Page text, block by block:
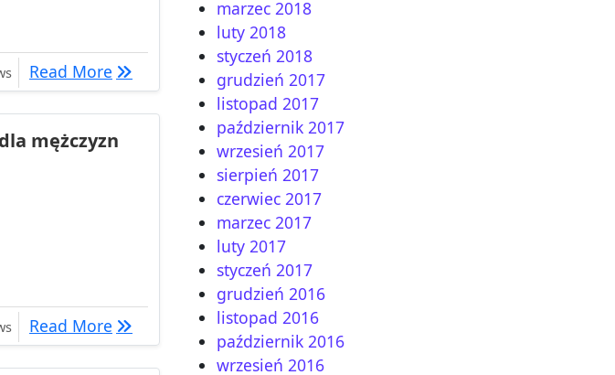
Read More Pracownik produkcji
mężczyzn
Read More Praca na magazynach dla mężczyzn
marzec 2018
luty 2018
styczeń 2018
grudzień 2017
listopad 2017
październik 2017
wrzesień 2017
sierpień 2017
czerwiec 2017
marzec 2017
luty 2017
styczeń 2017
grudzień 2016
listopad 2016
październik 2016
wrzesień 2016